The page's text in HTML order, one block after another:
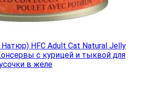
HFC Adult Cat Natural Jelly
с курицей и тыквой для
в желе